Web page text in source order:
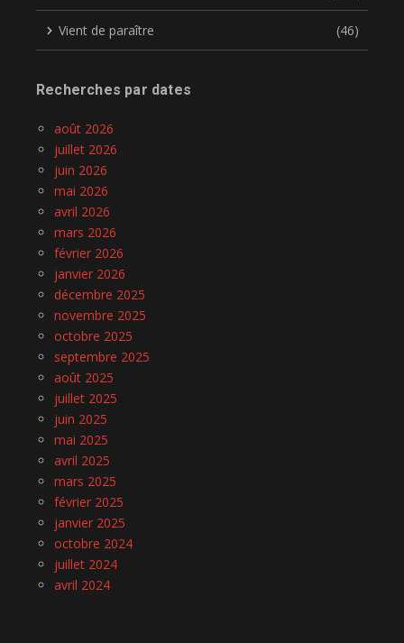
Vient de paraître (46)
Recherches par dates
août 2026
juillet 2026
juin 2026
mai 2026
avril 2026
mars 2026
février 2026
janvier 2026
décembre 2025
novembre 2025
octobre 2025
septembre 2025
août 2025
juillet 2025
juin 2025
mai 2025
avril 2025
mars 2025
février 2025
janvier 2025
octobre 2024
juillet 2024
avril 2024